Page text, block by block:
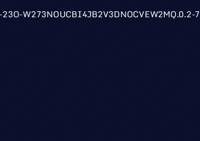
W273NOUCBI4JB2V3DNOCVEW2MQ.0.2-7